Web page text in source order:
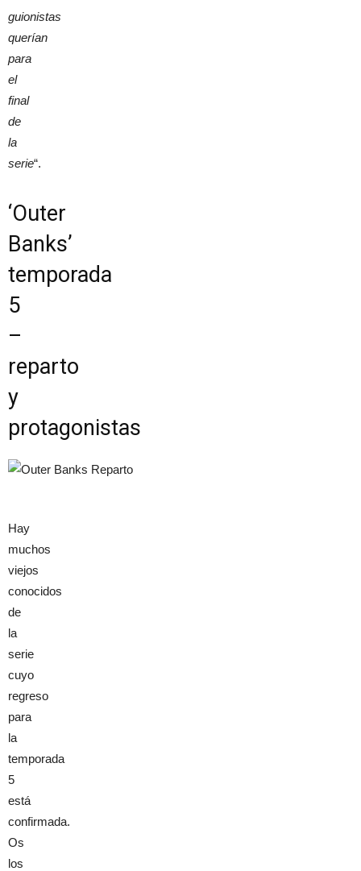
guionistas
querían
para
el
final
de
la
serie“.
‘Outer
Banks’
temporada
5
–
reparto
y
protagonistas
Hay
muchos
viejos
conocidos
de
la
serie
cuyo
regreso
para
la
temporada
5
está
confirmada.
Os
los